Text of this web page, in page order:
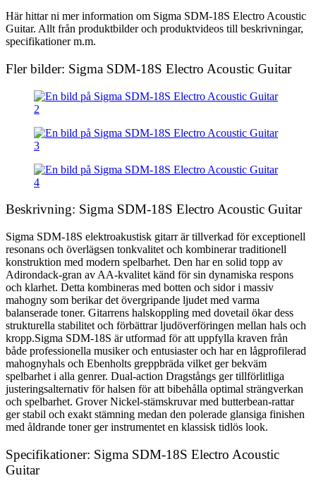
Här hittar ni mer information om Sigma SDM-18S Electro Acoustic
Guitar. Allt från produktbilder och produktvideos till beskrivningar,
specifikationer m.m.
Fler bilder: Sigma SDM-18S Electro Acoustic Guitar
Beskrivning: Sigma SDM-18S Electro Acoustic Guitar
Sigma SDM-18S elektroakustisk gitarr är tillverkad för exceptionell
resonans och överlägsen tonkvalitet och kombinerar traditionell
konstruktion med modern spelbarhet. Den har en solid topp av
Adirondack-gran av AA-kvalitet känd för sin dynamiska respons
och klarhet. Detta kombineras med botten och sidor i massiv
mahogny som berikar det övergripande ljudet med varma
balanserade toner. Gitarrens halskoppling med dovetail ökar dess
strukturella stabilitet och förbättrar ljudöverföringen mellan hals och
kropp.Sigma SDM-18S är utformad för att uppfylla kraven från
både professionella musiker och entusiaster och har en lågprofilerad
mahognyhals och Ebenholts greppbräda vilket ger bekväm
spelbarhet i alla genrer. Dual-action Dragstångs ger tillförlitliga
justeringsalternativ för halsen för att bibehålla optimal strängverkan
och spelbarhet. Grover Nickel-stämskruvar med butterbean-rattar
ger stabil och exakt stämning medan den polerade glansiga finishen
med åldrande toner ger instrumentet en klassisk tidlös look.
Specifikationer: Sigma SDM-18S Electro Acoustic
Guitar